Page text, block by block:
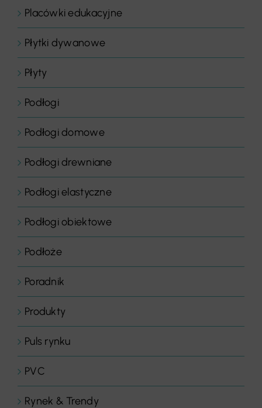
Placówki edukacyjne
Płytki dywanowe
Płyty
Podłogi
Podłogi domowe
Podłogi drewniane
Podłogi elastyczne
Podłogi obiektowe
Podłoże
Poradnik
Produkty
Puls rynku
PVC
Rynek & Trendy